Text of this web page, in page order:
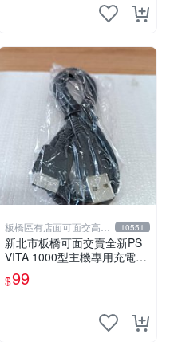
板橋區有店面可面交高價
回收電玩
10551
新北市板橋可面交賣全新PS
VITA 1000型主機專用充電
線....超便宜只賣99元
$99